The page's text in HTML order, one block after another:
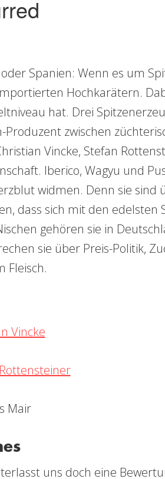
Spanien: Wenn es um
Hochkarätern.
hat. Drei
Produzent zwischen
Vincke, Stefan
Iberico, Wagyu und
widmen. Denn sie sind
dass sich mit den
gehören sie in
sie über Preis-Politik,
Fleisch.
Vincke
Mair
uns doch eine